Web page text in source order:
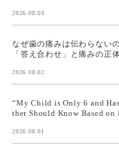
2026.08.03
なぜ歯の痛みは伝わらない
「答え合わせ」と痛みの正
2026.08.02
“My Child is Only 6 and
ther Should Know Based on
2026.08.01